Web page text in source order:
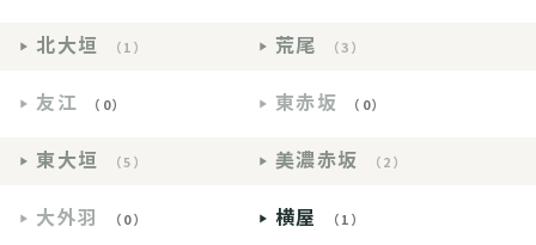
北大垣 （1） 荒尾 （3）
友江 （0） 東赤坂 （0）
東大垣 （5） 美濃赤坂 （2）
大外羽 （0） 横屋 （1）